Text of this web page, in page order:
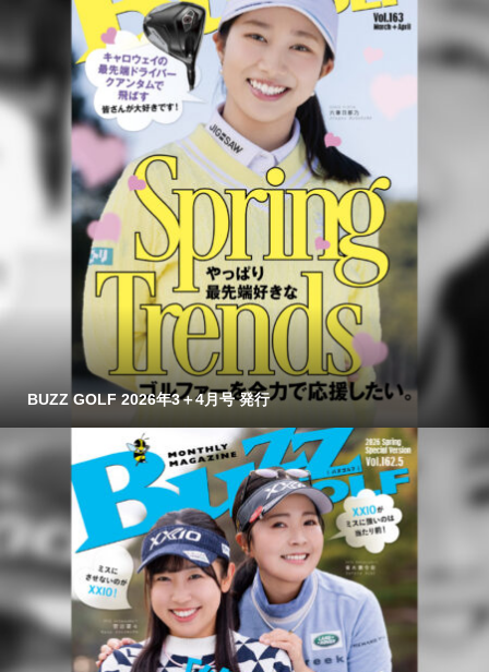
BUZZ GOLF 2026年3＋4月号 発行